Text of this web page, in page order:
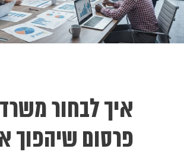
איך לבחור משרד
פרסום שיהפוך